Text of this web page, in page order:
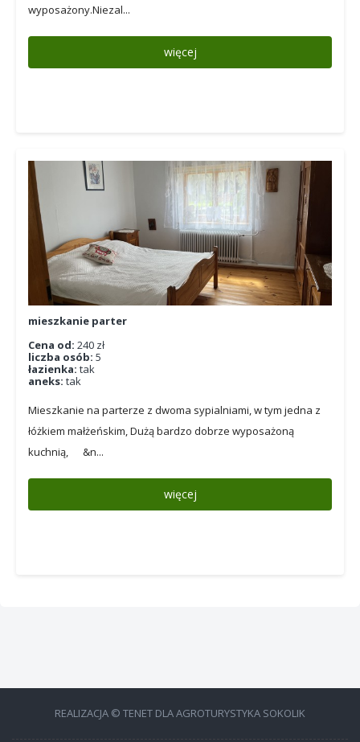
wyposażony.Niezal...
więcej
mieszkanie parter
Cena od: 240 zł
liczba osób: 5
łazienka: tak
aneks: tak
Mieszkanie na parterze z dwoma sypialniami, w tym jedna z
łóżkiem małżeńskim, Dużą bardzo dobrze wyposażoną
kuchnią, &n...
więcej
REALIZACJA © TENET DLA AGROTURYSTYKA SOKOLIK